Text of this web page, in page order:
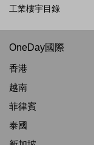
工業樓宇目錄
OneDay國際
香港
越南
菲律賓
泰國